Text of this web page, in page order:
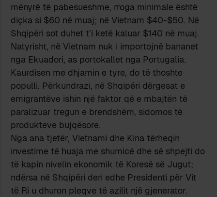
mënyrë të pabesueshme, rroga minimale është
diçka si $60 në muaj; në Vietnam $40-$50. Në
Shqipëri sot duhet t’i ketë kaluar $140 në muaj.
Natyrisht, në Vietnam nuk i importojnë bananet
nga Ekuadori, as portokallet nga Portugalia.
Kaurdisen me dhjamin e tyre, do të thoshte
populli. Përkundrazi, në Shqipëri dërgesat e
emigrantëve ishin një faktor që e mbajtën të
paralizuar tregun e brendshëm, sidomos të
produkteve bujqësore.
Nga ana tjetër, Vietnami dhe Kina tërheqin
investime të huaja me shumicë dhe së shpejti do
të kapin nivelin ekonomik të Koresë së Jugut;
ndërsa në Shqipëri deri edhe Presidenti për Vit
të Ri u dhuron pleqve të azilit një gjenerator.